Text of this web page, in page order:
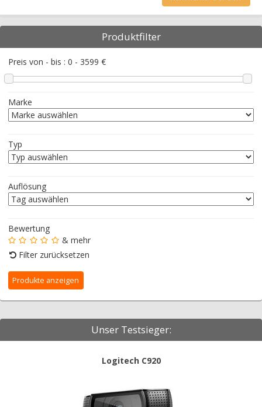
Produktfilter
Preis von - bis : 0 - 3599 €
Marke
Typ
Auflösung
Bewertung
& mehr
Filter zurücksetzen
Unser Testsieger:
Logitech C920